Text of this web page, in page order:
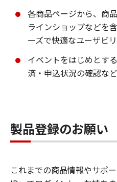
各商品ページから、商
ラインショップなどを
ーズで快適なユーザビ
イベントをはじめとす
済・申込状況の確認な
製品登録のお願い
これまでの商品情報やサポ